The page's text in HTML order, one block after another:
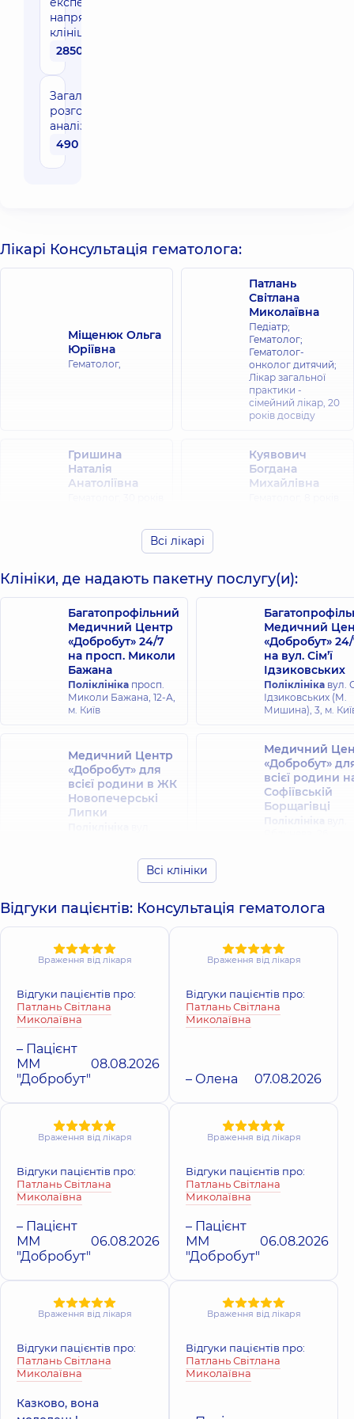
напрямку в
клініці
2850 грн
Загальний
розгорнутий
аналіз крові
490 грн
Лікарі Консультація гематолога:
Міщенюк Ольга
Юріївна
Гематолог,
Патлань
Світлана
Миколаївна
Педіатр;
Гематолог;
Гематолог-
онколог дитячий;
Лікар загальної
практики -
сімейний лікар, 20
років досвіду
Гришина
Наталія
Анатоліївна
Куявович
Богдана
Михайлівна
Святенко Ольга
Гематолог, 9 років
Всі лікарі
Клініки, де надають пакетну послугу(и):
Багатопрофільний
Медичний Центр
«Добробут» 24/7
на просп. Миколи
Бажана
Поліклініка просп.
Миколи Бажана, 12-А,
м. Київ
Медичний
«Добробут»
на вул. Сім’ї
Ідзиковських
Поліклініка вул.
Ідзиковських (М.
Мишина), 3, м.
Медичний Центр
«Добробут» для
всієї родини в ЖК
Новопечерські
Липки
Медичний
«Добробут»
всієї родини
Софіївській
Борщагівці
Поліклініка
«Добробут» для
всієї родини на
Позняках
Поліклінікавул.
Драгоманова, 21-А, м.
Всі клініки
Відгуки пацієнтів: Консультація гематолога
Враження від лікаря
Відгуки пацієнтів про:
Патлань Світлана
Миколаївна
– Пацієнт
ММ
"Добробут"
08.08.2026
Враження від лікаря
Відгуки пацієнтів про:
Патлань Світлана
Миколаївна
– Олена 07.08.2026
Враження від лікаря
Відгуки пацієнтів про:
Патлань Світлана
Миколаївна
– Пацієнт
ММ
"Добробут"
06.08.2026
Враження від лікаря
Відгуки пацієнтів про:
Патлань Світлана
Миколаївна
– Пацієнт
ММ
"Добробут"
06.08.2026
Враження від лікаря
Відгуки пацієнтів про:
Патлань Світлана
Миколаївна
Казково, вона
Враження від лікаря
Відгуки пацієнтів про:
Патлань Світлана
Миколаївна